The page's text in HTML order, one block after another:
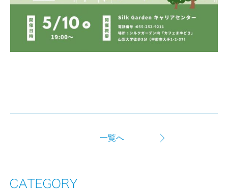
一覧へ